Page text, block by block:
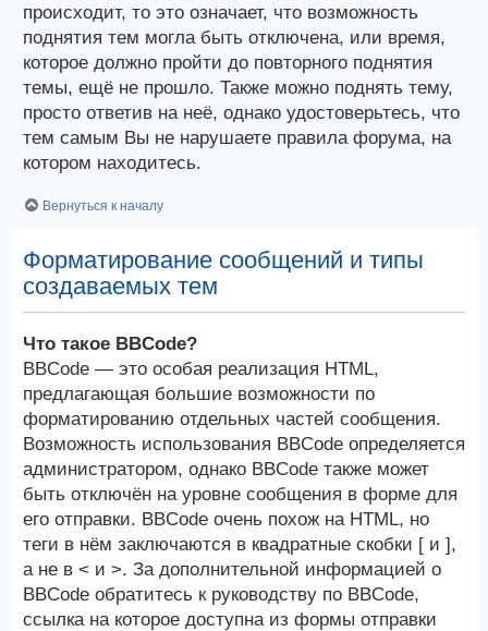
происходит, то это означает, что возможность
поднятия тем могла быть отключена, или время,
которое должно пройти до повторного поднятия
темы, ещё не прошло. Также можно поднять тему,
просто ответив на неё, однако удостоверьтесь, что
тем самым Вы не нарушаете правила форума, на
котором находитесь.
Вернуться к началу
Форматирование сообщений и типы
создаваемых тем
Что такое BBCode?
BBCode — это особая реализация HTML,
предлагающая большие возможности по
форматированию отдельных частей сообщения.
Возможность использования BBCode определяется
администратором, однако BBCode также может
быть отключён на уровне сообщения в форме для
его отправки. BBCode очень похож на HTML, но
теги в нём заключаются в квадратные скобки [ и ],
а не в < и >. За дополнительной информацией о
BBCode обратитесь к руководству по BBCode,
ссылка на которое доступна из формы отправки